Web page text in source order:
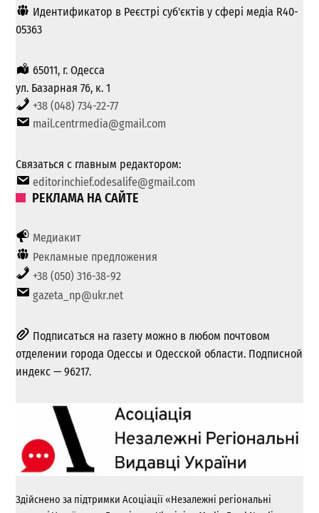
Идентификатор в Реєстрі суб'єктів у сфері медіа R40-
05363
65011, г. Одесса
ул. Базарная 76, к. 1
+38 (048) 734-22-77
mail.centrmedia@gmail.com
Связаться с главным редактором:
editorinchief.odesalife@gmail.com
РЕКЛАМА НА САЙТЕ
Медиакит
Рекламные предложения
+38 (050) 316-38-92
gazeta_np@ukr.net
Подписаться на газету можно в любом почтовом
отделении города Одессы и Одесской области. Подписной
индекс — 96217.
Здійснено за підтримки Асоціації «Незалежні регіональні